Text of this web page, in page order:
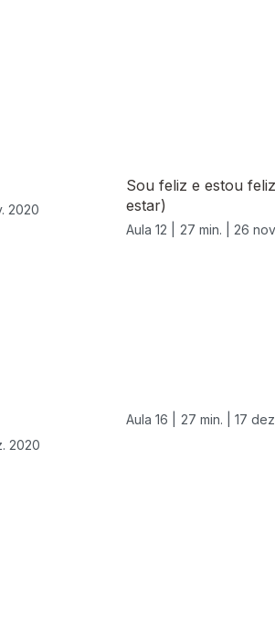
2020
Sou feliz e estou
estar)
Aula 12 | 27 min. | 26
2020
Aula 16 | 27 min. | 17